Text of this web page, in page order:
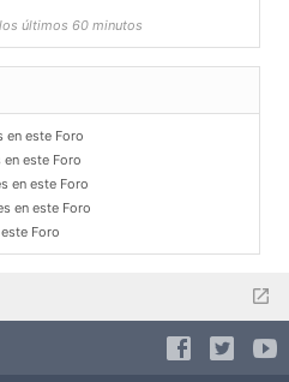
últimos 60 minutos
en este Foro
este Foro
en este Foro
en este Foro
Foro